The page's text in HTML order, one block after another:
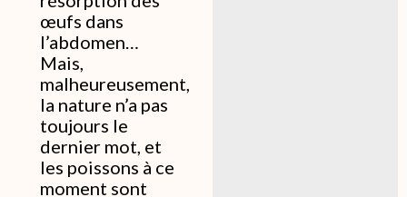
œufs dans
l’abdomen…
Mais,
malheureusement,
la nature n’a pas
toujours le
dernier mot, et
les poissons à ce
moment sont